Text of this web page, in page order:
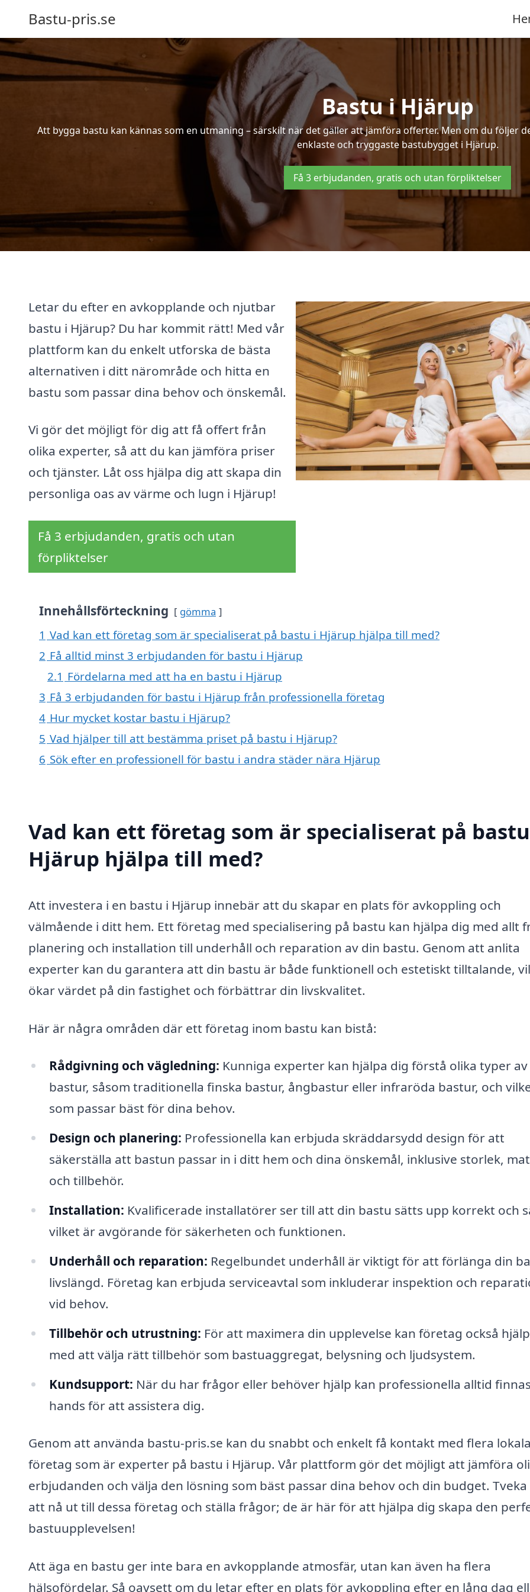
Bastu-pris.se
Bastu i Hjärup
Att bygga bastu kan kännas som en utmaning – särskilt när det gäller att jämföra offerter. Men om du följer
enklaste och tryggaste bastubygget i Hjärup.
Få 3 erbjudanden, gratis och utan förpliktelser
Letar du efter en avkopplande och njutbar
bastu i Hjärup? Du har kommit rätt! Med vår
plattform kan du enkelt utforska de bästa
alternativen i ditt närområde och hitta en
bastu som passar dina behov och önskemål.
Vi gör det möjligt för dig att få offert från
olika experter, så att du kan jämföra priser
och tjänster. Låt oss hjälpa dig att skapa din
personliga oas av värme och lugn i Hjärup!
Få 3 erbjudanden, gratis och utan
förpliktelser
Innehållsförteckning gömma
1 Vad kan ett företag som är specialiserat på bastu i Hjärup hjälpa till med?
2 Få alltid minst 3 erbjudanden för bastu i Hjärup
2.1 Fördelarna med att ha en bastu i Hjärup
3 Få 3 erbjudanden för bastu i Hjärup från professionella företag
4 Hur mycket kostar bastu i Hjärup?
5 Vad hjälper till att bestämma priset på bastu i Hjärup?
6 Sök efter en professionell för bastu i andra städer nära Hjärup
Vad kan ett företag som är specialiserat på
Hjärup hjälpa till med?
Att investera i en bastu i Hjärup innebär att du skapar en plats för avkoppling och
välmående i ditt hem. Ett företag med specialisering på bastu kan hjälpa dig med allt
planering och installation till underhåll och reparation av din bastu. Genom att anlita
experter kan du garantera att din bastu är både funktionell och estetiskt tilltalande,
ökar värdet på din fastighet och förbättrar din livskvalitet.
Här är några områden där ett företag inom bastu kan bistå:
Rådgivning och vägledning: Kunniga experter kan hjälpa dig förstå olika typer av
bastur, såsom traditionella finska bastur, ångbastur eller infraröda bastur, och
som passar bäst för dina behov.
Design och planering: Professionella kan erbjuda skräddarsydd design för att
säkerställa att bastun passar in i ditt hem och dina önskemål, inklusive storlek,
och tillbehör.
Installation: Kvalificerade installatörer ser till att din bastu sätts upp korrekt och
vilket är avgörande för säkerheten och funktionen.
Underhåll och reparation: Regelbundet underhåll är viktigt för att förlänga din
livslängd. Företag kan erbjuda serviceavtal som inkluderar inspektion och
vid behov.
Tillbehör och utrustning: För att maximera din upplevelse kan företag också
med att välja rätt tillbehör som bastuaggregat, belysning och ljudsystem.
Kundsupport: När du har frågor eller behöver hjälp kan professionella alltid
hands för att assistera dig.
Genom att använda bastu-pris.se kan du snabbt och enkelt få kontakt med flera lokala
företag som är experter på bastu i Hjärup. Vår plattform gör det möjligt att jämföra
erbjudanden och välja den lösning som bäst passar dina behov och din budget.
att nå ut till dessa företag och ställa frågor; de är här för att hjälpa dig skapa den
bastuupplevelsen!
Att äga en bastu ger inte bara en avkopplande atmosfär, utan kan även ha flera
hälsofördelar. Så oavsett om du letar efter en plats för avkoppling efter en lång dag